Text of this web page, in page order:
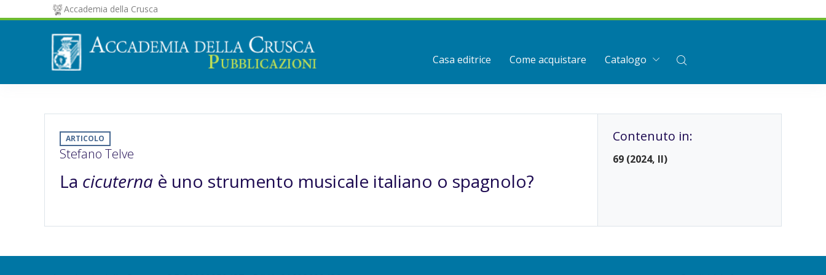
Accademia della Crusca
Casa editrice Come acquistare Catalogo
ARTICOLO
Stefano Telve
La cicuterna è uno strumento musicale italiano o spagnolo?
Contenuto in:
69 (2024, II)